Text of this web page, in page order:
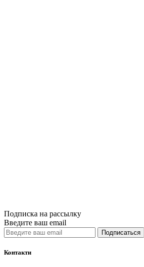
Подписка на рассылку
Введите ваш email
Подписаться
Контакти